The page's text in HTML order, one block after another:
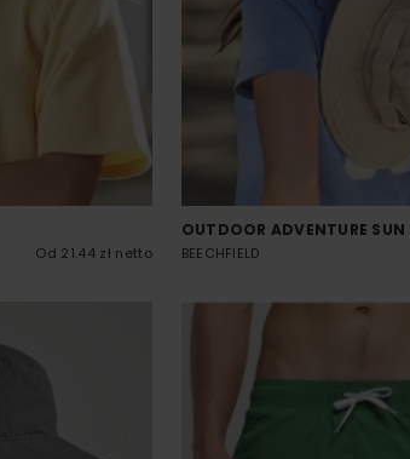
Od 21.44 zł netto
OUTDOOR ADVENTURE SUN
BEECHFIELD